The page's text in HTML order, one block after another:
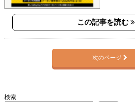
この記事を読む
次のページ
検索